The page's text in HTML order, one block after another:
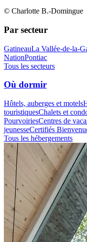
© Charlotte B.-Domingue
Par secteur
GatineauLa Vallée-de-la-
NationPontiac
Tous les secteurs
Où dormir
Hôtels, auberges et motels
touristiquesChalets et
PourvoiriesCentres de
jeunesseCertifiés
Tous les hébergements